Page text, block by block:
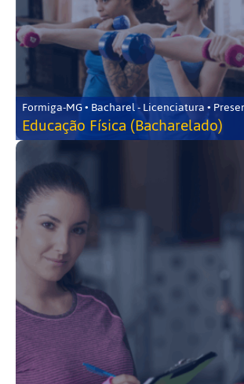
Formiga-MG • Bacharel - Licenciatura •
Educação Física (Bacharelado)